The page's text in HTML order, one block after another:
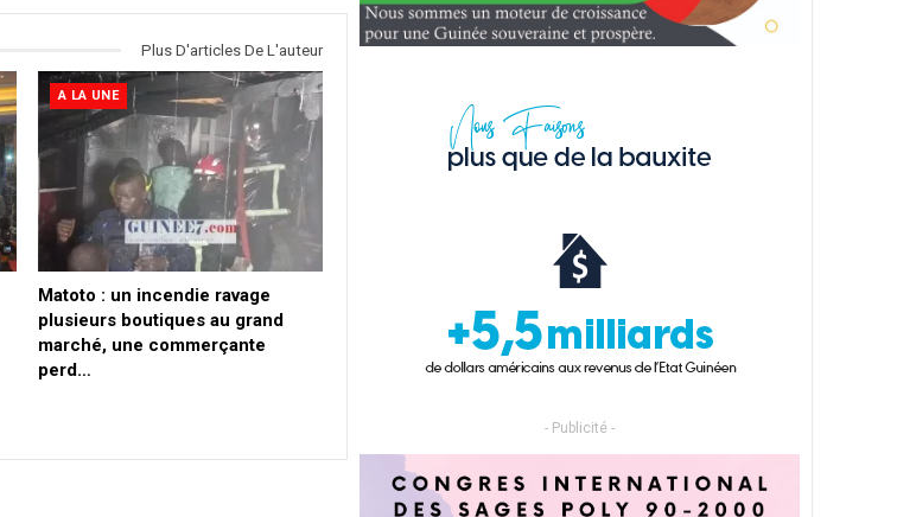
Plus D'articles De L'auteur
A LA UNE
Matoto : un incendie ravage
plusieurs boutiques au grand
marché, une commerçante
perd…
- Publicité -